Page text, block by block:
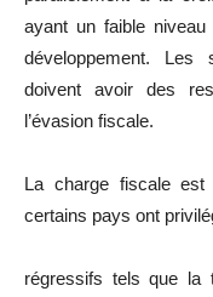
ayant un faible niveau
développement.
doivent avoir des
l’évasion fiscale.
La charge fiscale est
certains pays ont
régressifs tels que la